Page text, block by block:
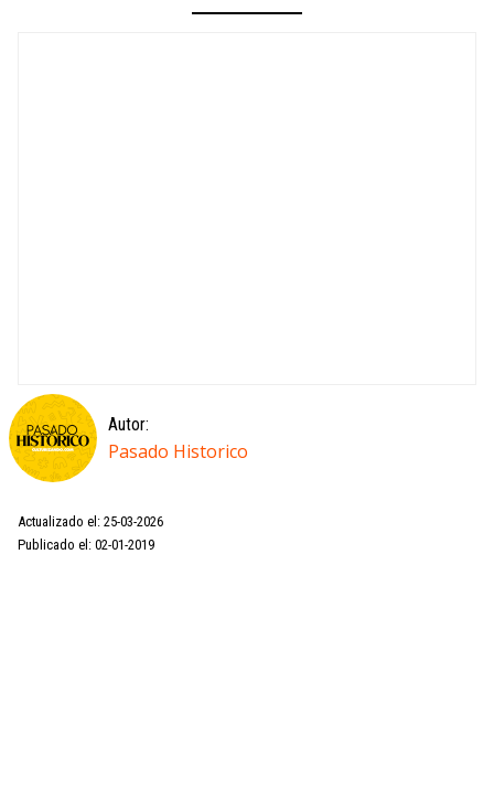
Autor:
Pasado Historico
Actualizado el: 25-03-2026
Publicado el: 02-01-2019